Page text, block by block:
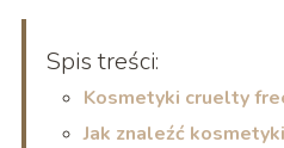
Spis treści:
Kosmetyki cruelty
Jak znaleźć